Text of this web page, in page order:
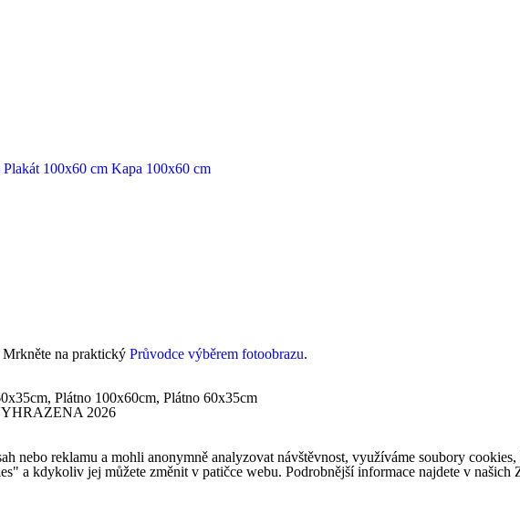
Plakát 100x60 cm Kapa 100x60 cm
Mrkněte na praktický Průvodce výběrem fotoobrazu.
Plátno 100x60cm, Plátno 60x35cm
2026
nebo reklamu a mohli anonymně analyzovat návštěvnost, využíváme soubory
a kdykoliv jej můžete změnit v patičce webu. Podrobnější informace najdete v našich